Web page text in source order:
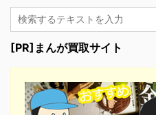
[PR]まんが買取サイト